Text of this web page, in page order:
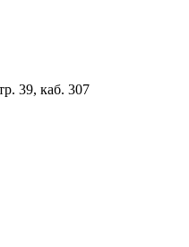
39, каб. 307